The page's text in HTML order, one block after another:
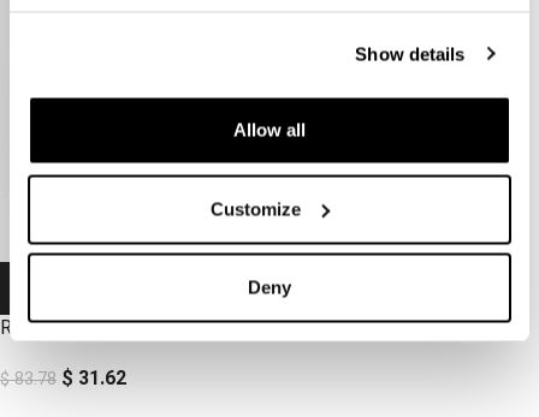
Show details
Allow all
Customize
Deny
RIOT SWEATER
$83.78 $ 31.62